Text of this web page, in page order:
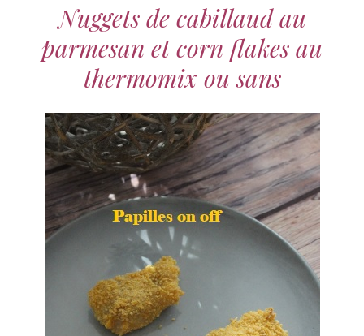
Nuggets de cabillaud au
parmesan et corn flakes au
thermomix ou sans